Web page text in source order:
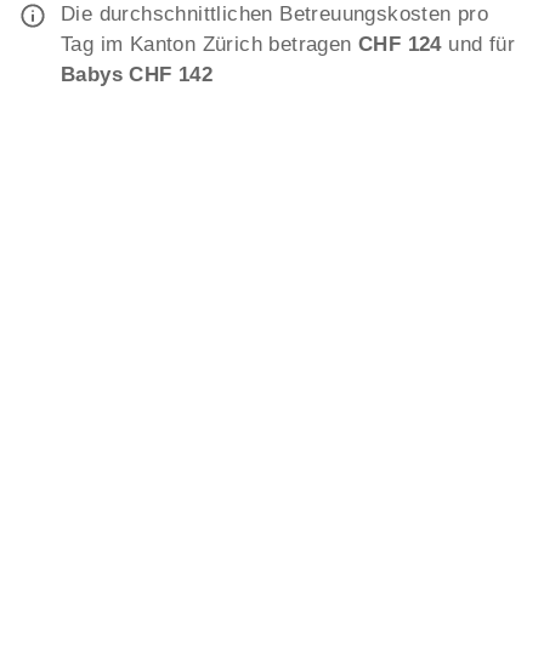
Die durchschnittlichen Betreuungskosten pro
Tag im Kanton Zürich betragen CHF 124und für
Babys CHF 142